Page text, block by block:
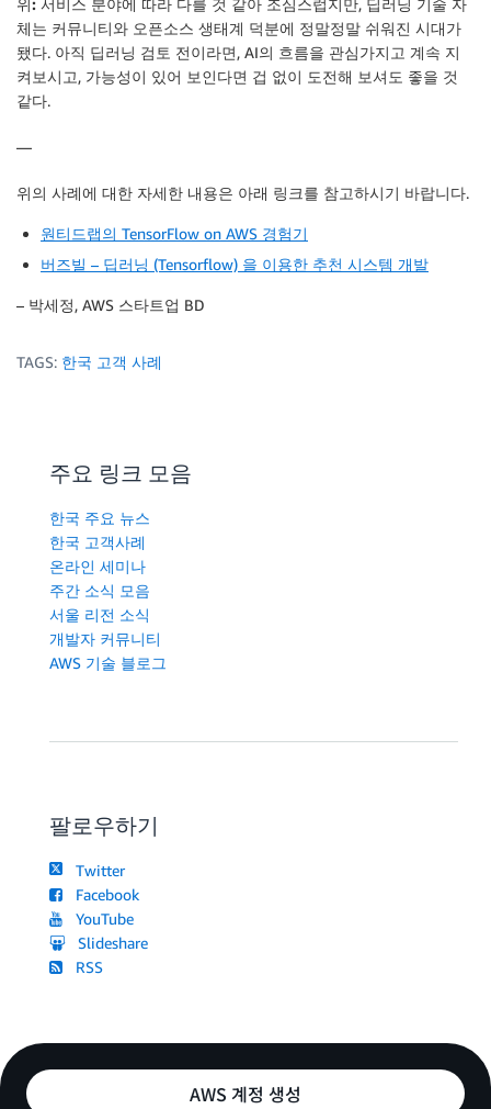
위: 서비스 분야에 따라 다를 것 같아 조심스럽지만, 딥러닝 기술 자
체는 커뮤니티와 오픈소스 생태계 덕분에 정말정말 쉬워진 시대가
됐다. 아직 딥러닝 검토 전이라면, AI의 흐름을 관심가지고 계속 지
켜보시고, 가능성이 있어 보인다면 겁 없이 도전해 보셔도 좋을 것
같다.
—
위의 사례에 대한 자세한 내용은 아래 링크를 참고하시기 바랍니다.
원티드랩의 TensorFlow on AWS 경험기
버즈빌 – 딥러닝 (Tensorflow) 을 이용한 추천 시스템 개발
– 박세정, AWS 스타트업 BD
TAGS: 한국 고객 사례
주요 링크 모음
한국 주요 뉴스
한국 고객사례
온라인 세미나
주간 소식 모음
서울 리전 소식
개발자 커뮤니티
AWS 기술 블로그
팔로우하기
Twitter
Facebook
YouTube
Slideshare
RSS
AWS 계정 생성